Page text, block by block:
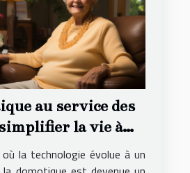
au service des
la vie à
la technologie évolue à un